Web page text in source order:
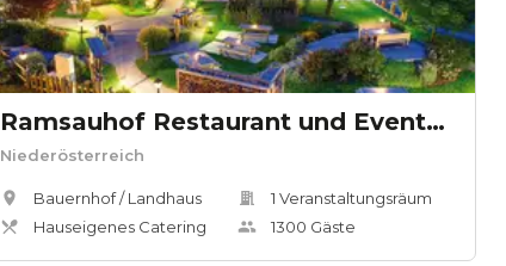
Ramsauhof Restaurant und Event4kanter
Niederösterreich
Bauernhof / Landhaus
Hauseigenes Catering
1 Veranstaltungsräum
1300 Gäste